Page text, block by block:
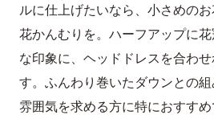
ルに仕上げたいなら、小さめの
花かんむりを。ハーフアップに
な印象に、ヘッドドレスを合わ
す。ふんわり巻いたダウンとの
雰囲気を求める方に特におすすめ